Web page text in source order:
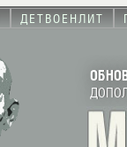
ДЕТВОЕНЛИТ